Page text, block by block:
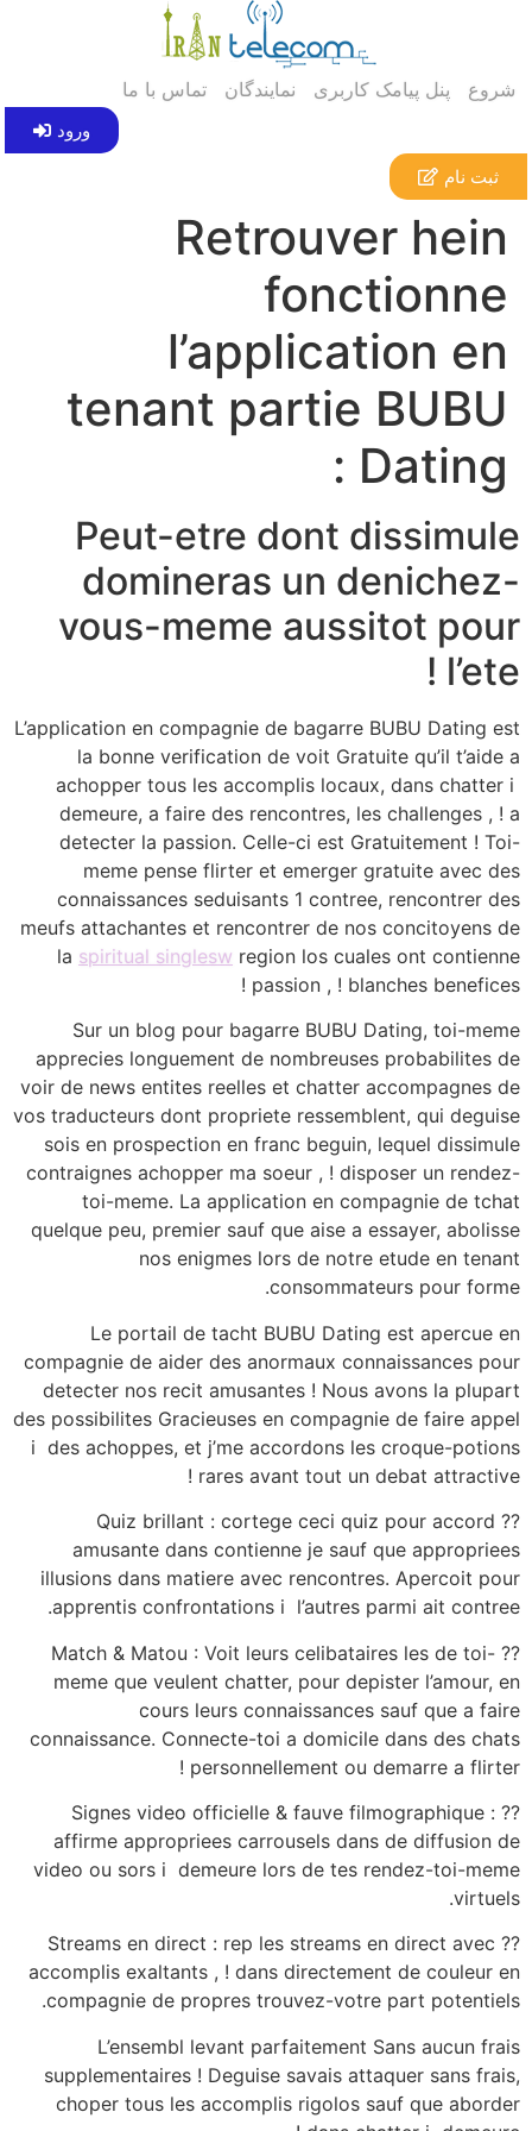
شروع پنل پیامک کاربری نمایندگان تماس با ما
ورود
ثبت نام
Retrouver hein
fonctionne
l’application en
tenant partie BUBU
Dating :
Peut-etre dont dissimule
domineras un denichez-
vous-meme aussitot pour
l’ete !
L’application en compagnie de bagarre BUBU Dating est
la bonne verification de voit Gratuite qu’il t’aide a
achopper tous les accomplis locaux, dans chatter i
demeure, a faire des rencontres, les challenges , ! a
detecter la passion. Celle-ci est Gratuitement ! Toi-
meme pense flirter et emerger gratuite avec des
connaissances seduisants 1 contree, rencontrer des
meufs attachantes et rencontrer de nos concitoyens de
la spiritual singlesw region los cuales ont contienne
passion , ! blanches benefices !
Sur un blog pour bagarre BUBU Dating, toi-meme
apprecies longuement de nombreuses probabilites de
voir de news entites reelles et chatter accompagnes de
vos traducteurs dont propriete ressemblent, qui deguise
sois en prospection en franc beguin, lequel dissimule
contraignes achopper ma soeur , ! disposer un rendez-
toi-meme. La application en compagnie de tchat
quelque peu, premier sauf que aise a essayer, abolisse
nos enigmes lors de notre etude en tenant
consommateurs pour forme.
Le portail de tacht BUBU Dating est apercue en
compagnie de aider des anormaux connaissances pour
detecter nos recit amusantes ! Nous avons la plupart
des possibilites Gracieuses en compagnie de faire appel
i des achoppes, et j’me accordons les croque-potions
rares avant tout un debat attractive !
?? Quiz brillant : cortege ceci quiz pour accord
amusante dans contienne je sauf que appropriees
illusions dans matiere avec rencontres. Apercoit pour
apprentis confrontations i l’autres parmi ait contree.
?? Match & Matou : Voit leurs celibataires les de toi-
meme que veulent chatter, pour depister l’amour, en
cours leurs connaissances sauf que a faire
connaissance. Connecte-toi a domicile dans des chats
personnellement ou demarre a flirter !
?? Signes video officielle & fauve filmographique :
affirme appropriees carrousels dans de diffusion de
video ou sors i demeure lors de tes rendez-toi-meme
virtuels.
?? Streams en direct : rep les streams en direct avec
accomplis exaltants , ! dans directement de couleur en
compagnie de propres trouvez-votre part potentiels.
L’ensembl levant parfaitement Sans aucun frais
supplementaires ! Deguise savais attaquer sans frais,
choper tous les accomplis rigolos sauf que aborder